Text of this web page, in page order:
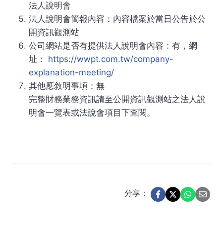
法人說明會
法人說明會簡報內容：內容檔案於當日公告於公
開資訊觀測站
公司網站是否有提供法人說明會內容：有，網
址： https://wwpt.com.tw/company-
explanation-meeting/
其他應敘明事項：無
完整財務業務資訊請至公開資訊觀測站之法人說
明會一覽表或法說會項目下查閱。
分享：